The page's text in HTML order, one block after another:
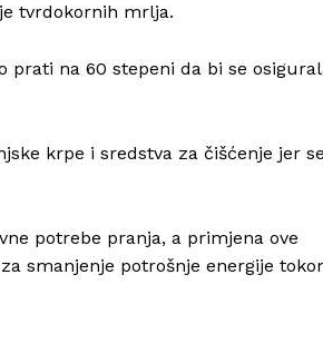
tvrdokornih mrlja.
prati na 60 stepeni da bi se
krpe i sredstva za čišćenje jer
potrebe pranja, a primjena ove
smanjenje potrošnje energije